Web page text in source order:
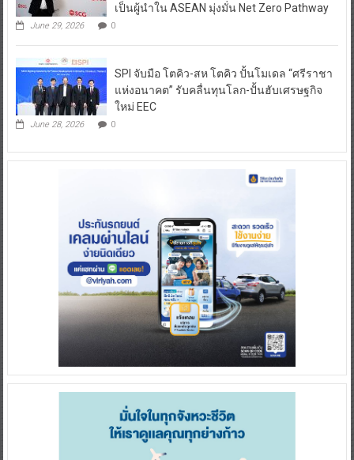
เป็นผู้นำใน ASEAN มุ่งมั่น Net Zero Pathway
June 29, 2026 0
SPI จับมือ โตคิว-สห โตคิว ปั้นโมเดล “ศรีราชา
แห่งอนาคต” รับคลื่นทุนโลก-ปั้นฮับเศรษฐกิจ
ใหม่ EEC
June 28, 2026 0